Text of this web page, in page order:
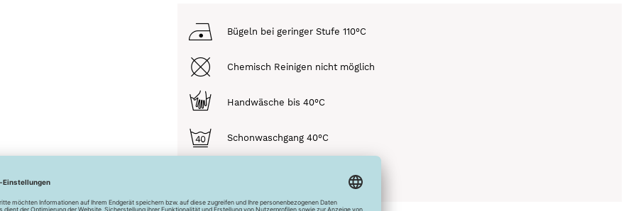
Bügeln bei geringer Stufe 110°C
Chemisch Reinigen nicht möglich
Handwäsche bis 40°C
Schonwaschgang 40°C